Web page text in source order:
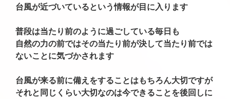
台風が近づいているという情報が目に入ります
普段は当たり前のように過ごしている毎日も
自然の力の前ではその当たり前が決して当たり前では
ないことに気づかされます
台風が来る前に備えをすることはもちろん大切ですが
それと同じくらい大切なのは今できることを後回しに